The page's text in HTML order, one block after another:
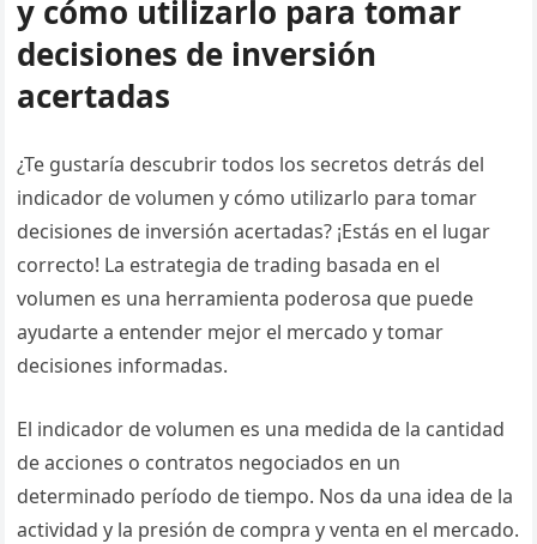
y cómo utilizarlo para tomar
decisiones de inversión
acertadas
¿Te gustaría descubrir todos los secretos detrás del
indicador de volumen y cómo utilizarlo para tomar
decisiones de inversión acertadas? ¡Estás en el lugar
correcto! La estrategia de trading basada en el
volumen es una herramienta poderosa que puede
ayudarte a entender mejor el mercado y tomar
decisiones informadas.
El indicador de volumen es una medida de la cantidad
de acciones o contratos negociados en un
determinado período de tiempo. Nos da una idea de la
actividad y la presión de compra y venta en el mercado.